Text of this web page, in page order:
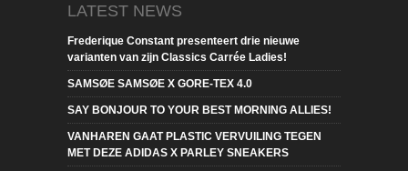
LATEST NEWS
Frederique Constant presenteert drie nieuwe
varianten van zijn Classics Carrée Ladies!
SAMSØE SAMSØE X GORE-TEX 4.0
SAY BONJOUR TO YOUR BEST MORNING ALLIES!
VANHAREN GAAT PLASTIC VERVUILING TEGEN
MET DEZE ADIDAS X PARLEY SNEAKERS